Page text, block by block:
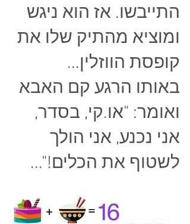
התייבשו. אז הוא ניגש
ומוציא מהתיק שלו את
קופסת הווזלין...
באותו הרגע קם האבא
ואומר: "או.קי, בסדר,
אני נכנע, אני הולך
לשטוף את הכלים!"...